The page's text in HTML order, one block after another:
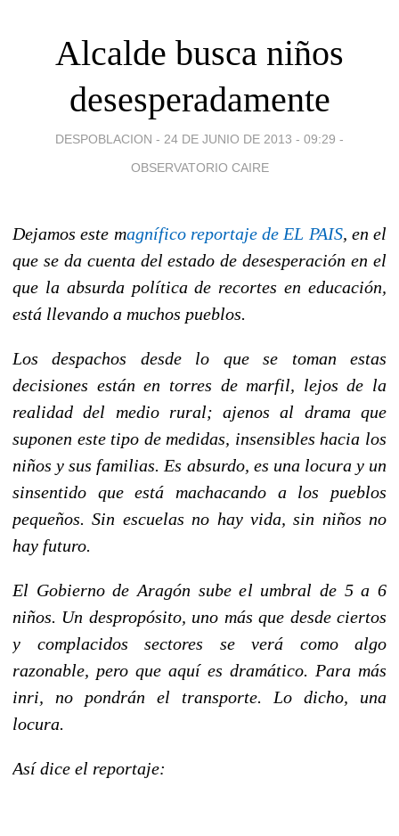
Alcalde busca niños
desesperadamente
DESPOBLACION - 24 DE JUNIO DE 2013 - 09:29 -
OBSERVATORIO CAIRE
Dejamos este magnífico reportaje de EL PAIS, en el
que se da cuenta del estado de desesperación en el
que la absurda política de recortes en educación,
está llevando a muchos pueblos.
Los despachos desde lo que se toman estas
decisiones están en torres de marfil, lejos de la
realidad del medio rural; ajenos al drama que
suponen este tipo de medidas, insensibles hacia los
niños y sus familias. Es absurdo, es una locura y un
sinsentido que está machacando a los pueblos
pequeños. Sin escuelas no hay vida, sin niños no
hay futuro.
El Gobierno de Aragón sube el umbral de 5 a 6
niños. Un despropósito, uno más que desde ciertos
y complacidos sectores se verá como algo
razonable, pero que aquí es dramático. Para más
inri, no pondrán el transporte. Lo dicho, una
locura.
Así dice el reportaje: